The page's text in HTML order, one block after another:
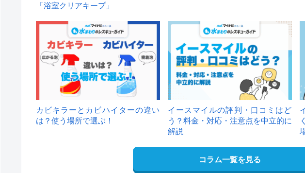
「浴室クリアキープ」
カビキラーとカビハイターの違い
は？使う場所で選ぶ！
イースマイルの評判・口コミはど
う？料金・対応・注意点を中立的に
解説
コラム一覧を見る